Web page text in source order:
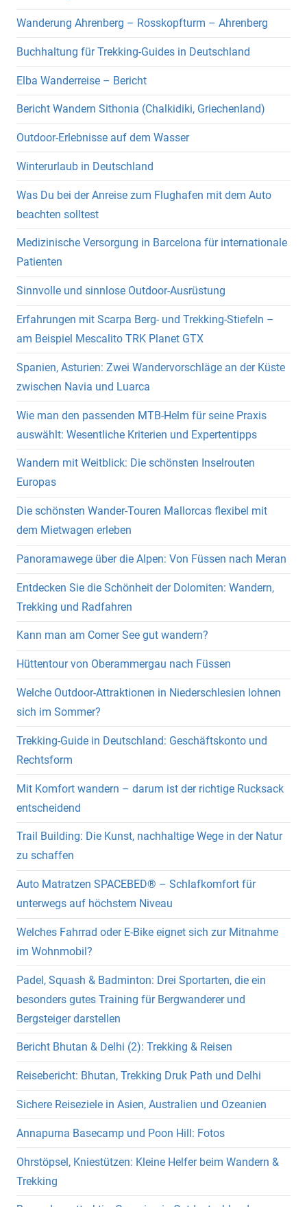
Wanderung Ahrenberg – Rosskopfturm – Ahrenberg
Buchhaltung für Trekking-Guides in Deutschland
Elba Wanderreise – Bericht
Bericht Wandern Sithonia (Chalkidiki, Griechenland)
Outdoor-Erlebnisse auf dem Wasser
Winterurlaub in Deutschland
Was Du bei der Anreise zum Flughafen mit dem Auto
beachten solltest
Medizinische Versorgung in Barcelona für internationale
Patienten
Sinnvolle und sinnlose Outdoor-Ausrüstung
Erfahrungen mit Scarpa Berg- und Trekking-Stiefeln –
am Beispiel Mescalito TRK Planet GTX
Spanien, Asturien: Zwei Wandervorschläge an der Küste
zwischen Navia und Luarca
Wie man den passenden MTB-Helm für seine Praxis
auswählt: Wesentliche Kriterien und Expertentipps
Wandern mit Weitblick: Die schönsten Inselrouten
Europas
Die schönsten Wander-Touren Mallorcas flexibel mit
dem Mietwagen erleben
Panoramawege über die Alpen: Von Füssen nach Meran
Entdecken Sie die Schönheit der Dolomiten: Wandern,
Trekking und Radfahren
Kann man am Comer See gut wandern?
Hüttentour von Oberammergau nach Füssen
Welche Outdoor-Attraktionen in Niederschlesien lohnen
sich im Sommer?
Trekking-Guide in Deutschland: Geschäftskonto und
Rechtsform
Mit Komfort wandern – darum ist der richtige Rucksack
entscheidend
Trail Building: Die Kunst, nachhaltige Wege in der Natur
zu schaffen
Auto Matratzen SPACEBED® – Schlafkomfort für
unterwegs auf höchstem Niveau
Welches Fahrrad oder E-Bike eignet sich zur Mitnahme
im Wohnmobil?
Padel, Squash & Badminton: Drei Sportarten, die ein
besonders gutes Training für Bergwanderer und
Bergsteiger darstellen
Bericht Bhutan & Delhi (2): Trekking & Reisen
Reisebericht: Bhutan, Trekking Druk Path und Delhi
Sichere Reiseziele in Asien, Australien und Ozeanien
Annapurna Basecamp und Poon Hill: Fotos
Ohrstöpsel, Kniestützen: Kleine Helfer beim Wandern &
Trekking